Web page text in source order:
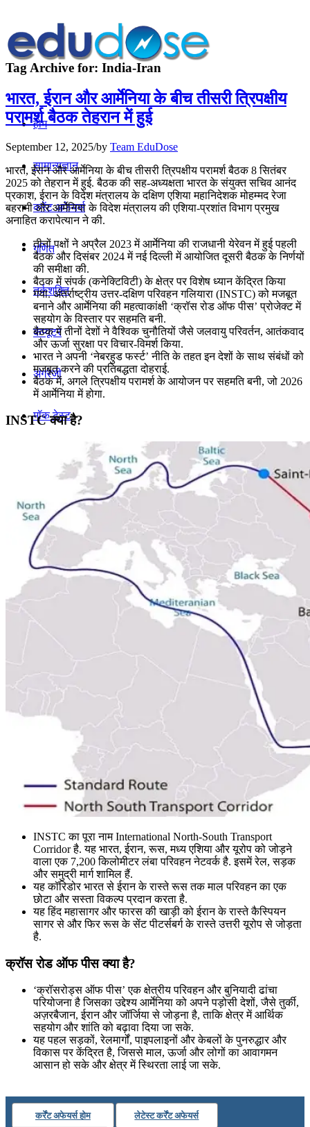
होम
सामान्यज्ञान
करेंट अफेयर्स
गणित
तर्कशक्ति
कंप्यूटर
अंग्रेजी
मॉक टेस्ट
Menu Menu
Tag Archive for: India-Iran
भारत, ईरान और आर्मेनिया के बीच तीसरी त्रिपक्षीय
परामर्श बैठक तेहरान में हुई
September 12, 2025/by Team EduDose
भारत, ईरान और आर्मेनिया के बीच तीसरी त्रिपक्षीय परामर्श बैठक 8 सितंबर
2025 को तेहरान में हुई. बैठक की सह-अध्यक्षता भारत के संयुक्त सचिव आनंद
प्रकाश, ईरान के विदेश मंत्रालय के दक्षिण एशिया महानिदेशक मोहम्मद रेजा
बहरामी और आर्मेनिया के विदेश मंत्रालय की एशिया-प्रशांत विभाग प्रमुख
अनाहित करापेत्यान ने की.
तीनों पक्षों ने अप्रैल 2023 में आर्मेनिया की राजधानी येरेवन में हुई पहली
बैठक और दिसंबर 2024 में नई दिल्ली में आयोजित दूसरी बैठक के निर्णयों
की समीक्षा की.
बैठक में संपर्क (कनेक्टिविटी) के क्षेत्र पर विशेष ध्यान केंद्रित किया
गया. अंतर्राष्ट्रीय उत्तर-दक्षिण परिवहन गलियारा (INSTC) को मजबूत
बनाने और आर्मेनिया की महत्वाकांक्षी ‘क्रॉस रोड ऑफ पीस’ प्रोजेक्ट में
सहयोग के विस्तार पर सहमति बनी.
बैठक में तीनों देशों ने वैश्विक चुनौतियों जैसे जलवायु परिवर्तन, आतंकवाद
और ऊर्जा सुरक्षा पर विचार-विमर्श किया.
भारत ने अपनी ‘नेबरहुड फर्स्ट’ नीति के तहत इन देशों के साथ संबंधों को
मजबूत करने की प्रतिबद्धता दोहराई.
बैठक में, अगले त्रिपक्षीय परामर्श के आयोजन पर सहमति बनी, जो 2026
में आर्मेनिया में होगा.
INSTC क्या है?
INSTC का पूरा नाम International North-South Transport
Corridor है. यह भारत, ईरान, रूस, मध्य एशिया और यूरोप को जोड़ने
वाला एक 7,200 किलोमीटर लंबा परिवहन नेटवर्क है. इसमें रेल, सड़क
और समुद्री मार्ग शामिल हैं.
यह कॉरिडोर भारत से ईरान के रास्ते रूस तक माल परिवहन का एक
छोटा और सस्ता विकल्प प्रदान करता है.
यह हिंद महासागर और फारस की खाड़ी को ईरान के रास्ते कैस्पियन
सागर से और फिर रूस के सेंट पीटर्सबर्ग के रास्ते उत्तरी यूरोप से जोड़ता
है.
क्रॉस रोड ऑफ पीस क्या है?
‘क्रॉसरोड्स ऑफ पीस’ एक क्षेत्रीय परिवहन और बुनियादी ढांचा
परियोजना है जिसका उद्देश्य आर्मेनिया को अपने पड़ोसी देशों, जैसे तुर्की,
अज़रबैजान, ईरान और जॉर्जिया से जोड़ना है, ताकि क्षेत्र में आर्थिक
सहयोग और शांति को बढ़ावा दिया जा सके.
यह पहल सड़कों, रेलमार्गों, पाइपलाइनों और केबलों के पुनरुद्धार और
विकास पर केंद्रित है, जिससे माल, ऊर्जा और लोगों का आवागमन
आसान हो सके और क्षेत्र में स्थिरता लाई जा सके.
कर्रेंट अफेयर्स होम लेटेस्ट कर्रेंट अफेयर्स